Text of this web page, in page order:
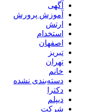
آگهی
آموزش پرورش
ارتش
استخدام
اصفهان
تبریز
تهران
خانم
دسته‌بندی نشده
دکترا
دیپلم
شرکت